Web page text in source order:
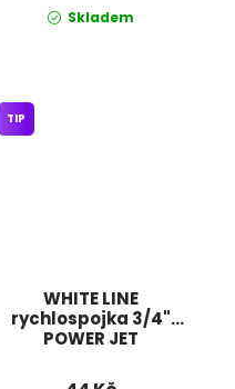
Skladem
WHITE LINE
rychlospojka 3/4"
POWER JET
TIP